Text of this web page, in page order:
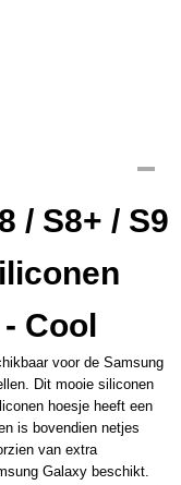
/ S8+ / S9
Cool
voor de Samsung
Dit mooie siliconen
hoesje heeft een
is bovendien netjes
van extra
Galaxy beschikt.